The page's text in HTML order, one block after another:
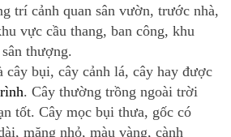
trí cảnh quan sân vườn, trước nhà,
vực cầu thang, ban công, khu
thượng.
cây bụi, cây cảnh lá, cây hay được
. Cây thường trồng ngoài trời
tốt. Cây mọc bụi thưa, gốc có
măng nhỏ, màu vàng, cành